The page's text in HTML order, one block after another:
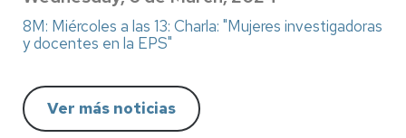
8M: Miércoles a las 13: Charla: "Mujeres investigadoras
y docentes en la EPS"
Ver más noticias